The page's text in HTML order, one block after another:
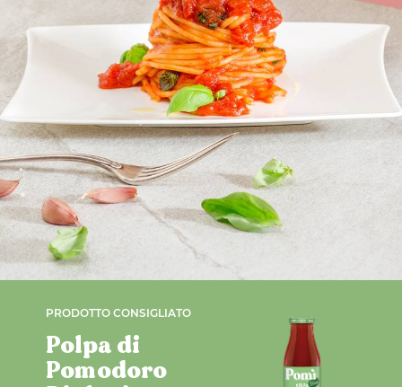
PRODOTTO CONSIGLIATO
Polpa di
Pomodoro